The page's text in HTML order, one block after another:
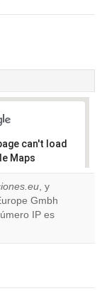
can't load
Maps
this
OK
, y
Gmbh
IP es